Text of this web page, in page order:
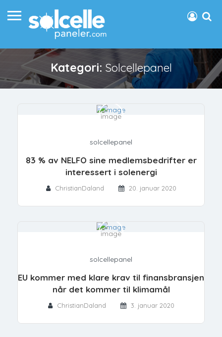
Kategori: Solcellepanel
solcellepanel
83 % av NELFO sine medlemsbedrifter er
interessert i solenergi
ChristianDaland 20. januar 2020
solcellepanel
EU kommer med klare krav til finansbransjen
når det kommer til klimamål
ChristianDaland 3. januar 2020